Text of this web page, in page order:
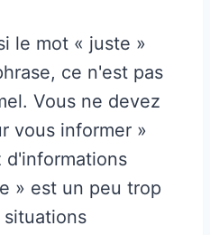
le mot « juste »
ce n'est pas
Vous ne devez
vous informer »
d'informations
» est un peu trop